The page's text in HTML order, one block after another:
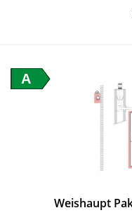
A
Weishaupt